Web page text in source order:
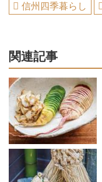
信州四季暮らし
関連記事